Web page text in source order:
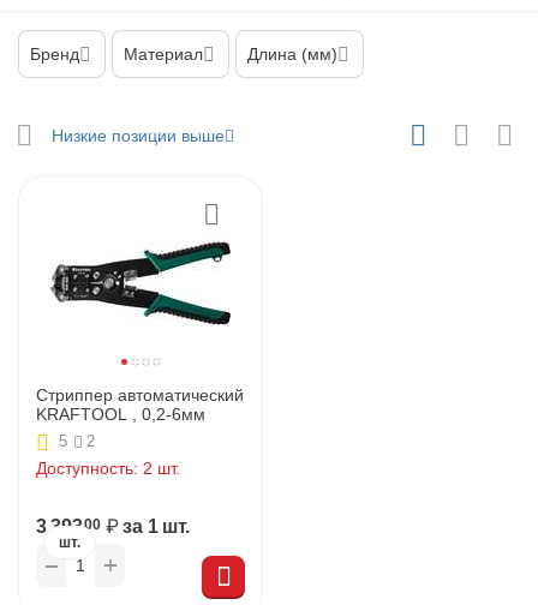
Бренд Материал Длина (мм)
Низкие позиции выше
Стриппер автоматический
KRAFTOOL , 0,2-6мм
5 2
Доступность: 2 шт.
3 39300 ₽ за 1 шт.
+
−
шт.